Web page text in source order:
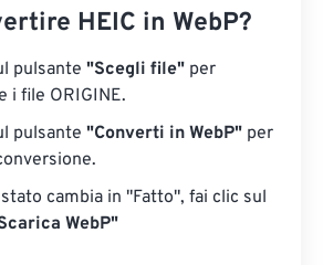
HEIC in WebP?
pulsante "Scegli file" per
i file ORIGINE.
pulsante "Converti in WebP" per
cambia in "Fatto", fai clic sul
WebP"